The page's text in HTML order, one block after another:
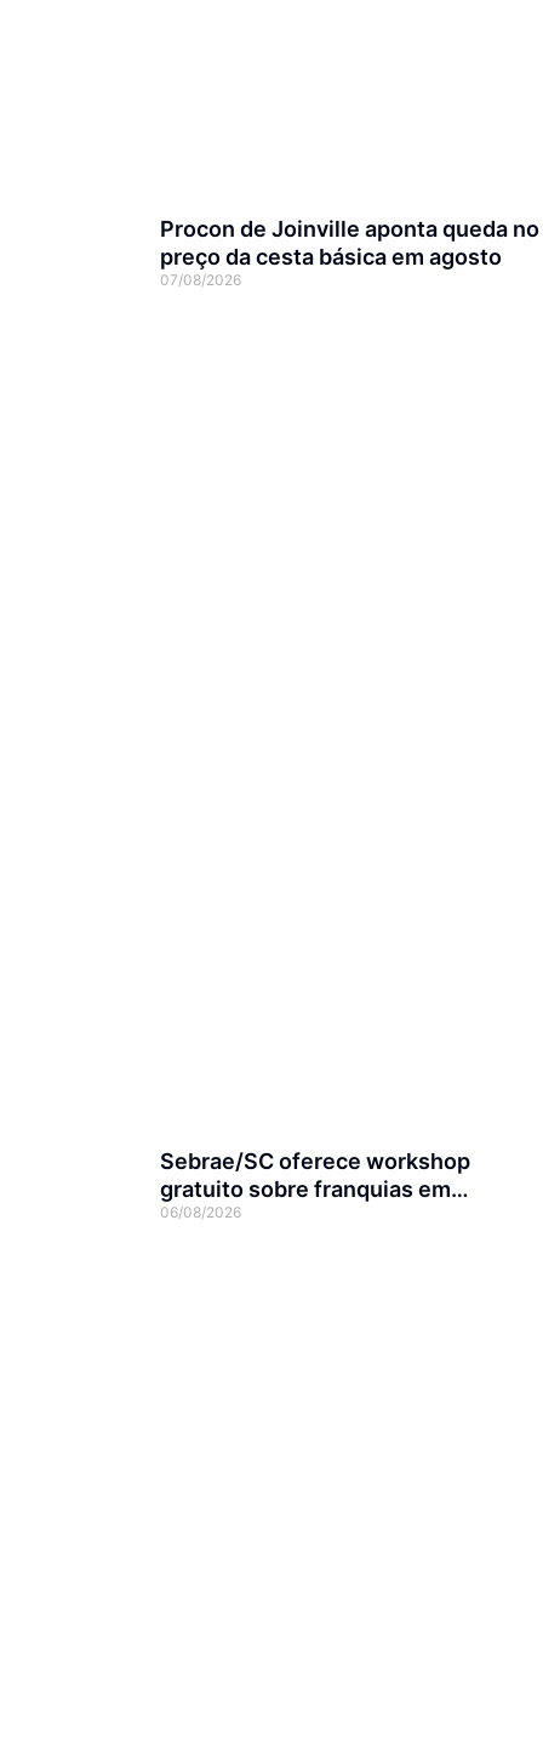
Procon de Joinville aponta queda no
preço da cesta básica em agosto
07/08/2026
Sebrae/SC oferece workshop
gratuito sobre franquias em
Joinville
06/08/2026